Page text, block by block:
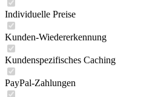
Individuelle Preise
Kunden-Wiedererkennung
Kundenspezifisches Caching
PayPal-Zahlungen